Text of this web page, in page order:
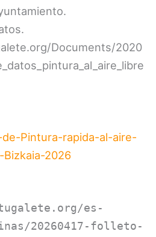
Documents/2020
Pintura-rapida-al-aire-
2026
es-
20260417-folleto-